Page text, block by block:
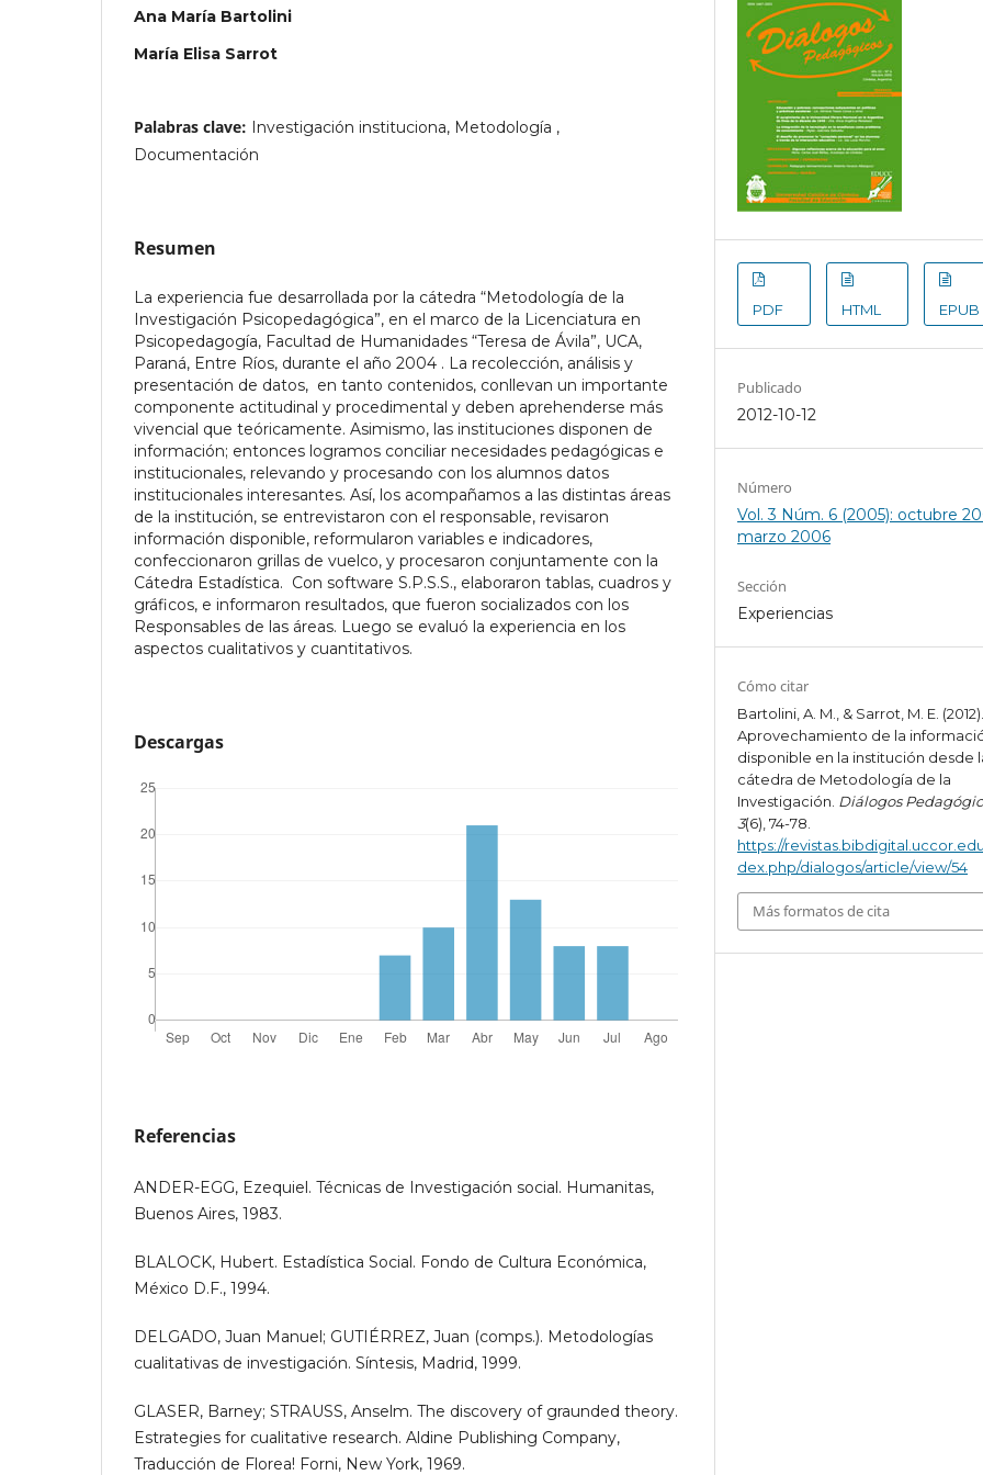
Ana María Bartolini
María Elisa Sarrot
Palabras clave: Investigación instituciona, Metodología ,
Documentación
Resumen
La experiencia fue desarrollada por la cátedra “Metodología de la
Investigación Psicopedagógica”, en el marco de la Licenciatura en
Psicopedagogía, Facultad de Humanidades “Teresa de Ávila”, UCA,
Paraná, Entre Ríos, durante el año 2004 . La recolección, análisis y
presentación de datos, en tanto contenidos, conllevan un importante
componente actitudinal y procedimental y deben aprehenderse más
vivencial que teóricamente. Asimismo, las instituciones disponen de
información; entonces logramos conciliar necesidades pedagógicas e
institucionales, relevando y procesando con los alumnos datos
institucionales interesantes. Así, los acompañamos a las distintas áreas
de la institución, se entrevistaron con el responsable, revisaron
información disponible, reformularon variables e indicadores,
confeccionaron grillas de vuelco, y procesaron conjuntamente con la
Cátedra Estadística. Con software S.P.S.S., elaboraron tablas, cuadros y
gráficos, e informaron resultados, que fueron socializados con los
Responsables de las áreas. Luego se evaluó la experiencia en los
aspectos cualitativos y cuantitativos.
Descargas
Referencias
ANDER-EGG, Ezequiel. Técnicas de Investigación social. Humanitas,
Buenos Aires, 1983.
BLALOCK, Hubert. Estadística Social. Fondo de Cultura Económica,
México D.F., 1994.
DELGADO, Juan Manuel; GUTIÉRREZ, Juan (comps.). Metodologías
cualitativas de investigación. Síntesis, Madrid, 1999.
GLASER, Barney; STRAUSS, Anselm. The discovery of graunded theory.
Estrategies for cualitative research. Aldine Publishing Company,
Traducción de Florea! Forni, New York, 1969.
PDF HTML EPUB
Publicado
2012-10-12
Número
Vol. 3 Núm. 6 (2005): octubre
marzo 2006
Sección
Experiencias
Cómo citar
Bartolini, A. M., & Sarrot, M. E.
Aprovechamiento de la
disponible en la institución desde
cátedra de Metodología de la
Investigación. Diálogos
3(6), 74-78.
https://
dex.php/dialogos/article/view/54
Más formatos de cita